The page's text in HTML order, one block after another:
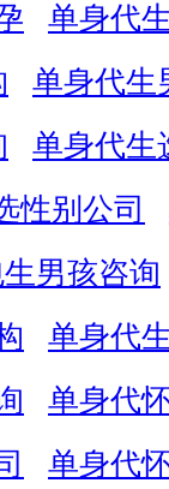
单身代
单身代生
单身代生
性别公司
男孩咨询
单身代
单身代
单身代